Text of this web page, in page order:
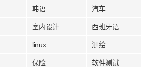
韩语 汽车
室内设计 西班牙语
linux 测绘
保险 软件测试